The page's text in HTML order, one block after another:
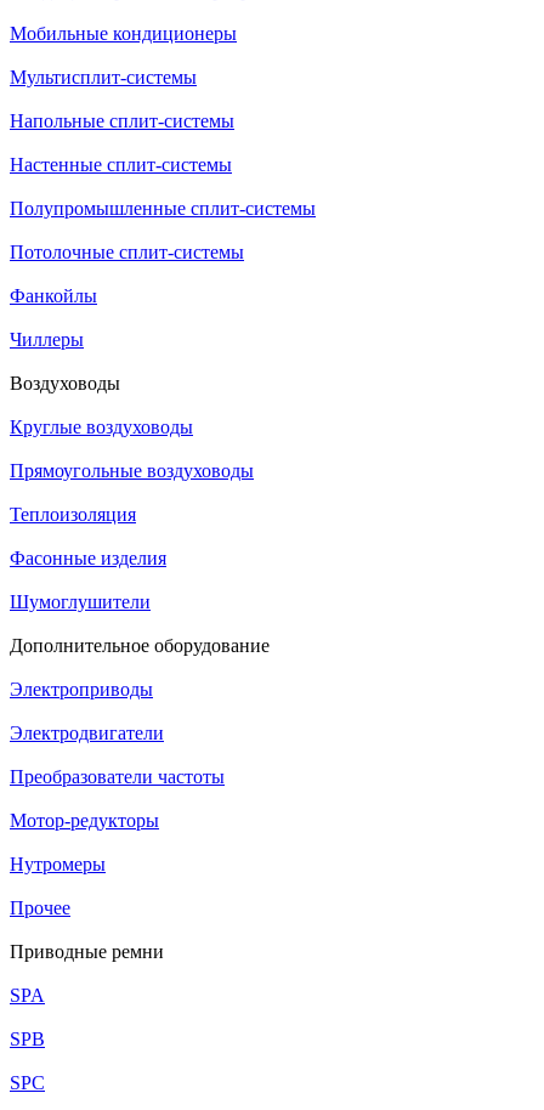
Мобильные кондиционеры
Мультисплит-системы
Напольные сплит-системы
Настенные сплит-системы
Полупромышленные сплит-системы
Потолочные сплит-системы
Фанкойлы
Чиллеры
Воздуховоды
Круглые воздуховоды
Прямоугольные воздуховоды
Теплоизоляция
Фасонные изделия
Шумоглушители
Дополнительное оборудование
Электроприводы
Электродвигатели
Преобразователи частоты
Мотор-редукторы
Нутромеры
Прочее
Приводные ремни
SPA
SPB
SPC